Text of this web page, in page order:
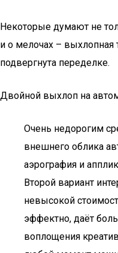
Некоторые думают не
и о мелочах –
подвергнута переделке.
Двойной выхлоп на
Очень недорогим
внешнего облика
аэрография и
Второй вариант
невысокой
эффектно, даёт
воплощения